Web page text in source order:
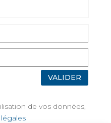
VALIDER
de vos données,